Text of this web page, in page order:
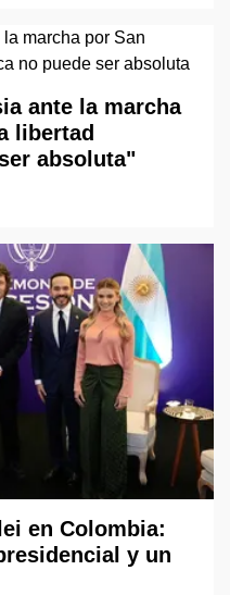
ante la marcha
libertad
absoluta"
en Colombia:
y un